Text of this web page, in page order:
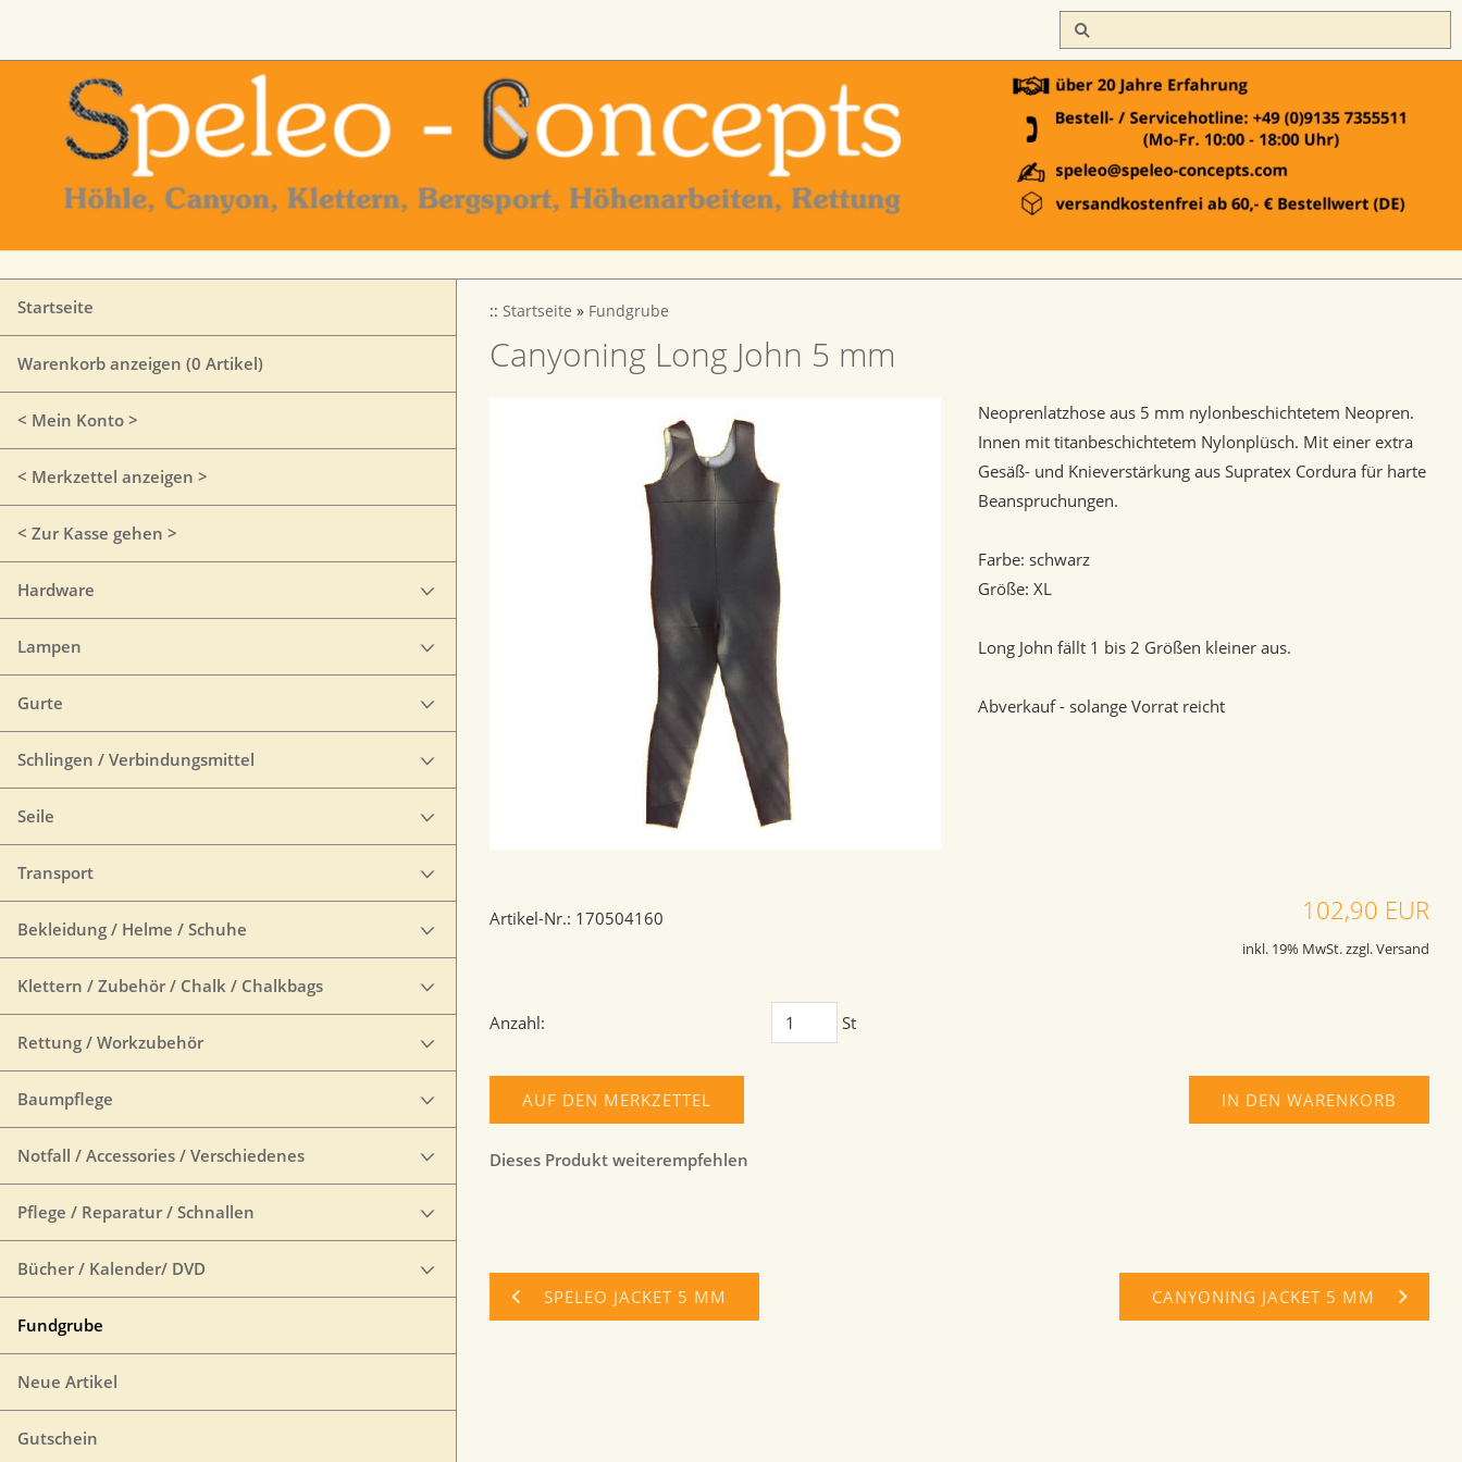
Startseite
Warenkorb anzeigen (0 Artikel)
< Mein Konto >
< Merkzettel anzeigen >
< Zur Kasse gehen >
Hardware
Lampen
Gurte
Schlingen / Verbindungsmittel
Seile
Transport
Bekleidung / Helme / Schuhe
Klettern / Zubehör / Chalk / Chalkbags
Rettung / Workzubehör
Baumpflege
Notfall / Accessories / Verschiedenes
Pflege / Reparatur / Schnallen
Bücher / Kalender/ DVD
Fundgrube
Neue Artikel
Gutschein
:: Startseite » Fundgrube
Canyoning Long John 5 mm
Neoprenlatzhose aus 5 mm nylonbeschichtetem Neopren.
Innen mit titanbeschichtetem Nylonplüsch. Mit einer extra
Gesäß- und Knieverstärkung aus Supratex Cordura für harte
Beanspruchungen.
Farbe: schwarz
Größe: XL
Long John fällt 1 bis 2 Größen kleiner aus.
Abverkauf - solange Vorrat reicht
Artikel-Nr.: 170504160 102,90 EUR
inkl. 19% MwSt. zzgl. Versand
Anzahl: St
IN DEN WARENKORB
AUF DEN MERKZETTEL
Dieses Produkt weiterempfehlen
SPELEO JACKET 5 MM CANYONING JACKET 5 MM